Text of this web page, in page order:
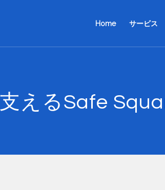
Home サービス
えるSafe